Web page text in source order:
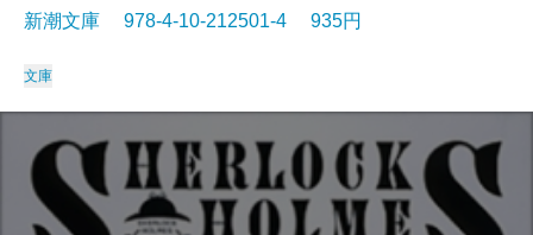
新潮文庫 978-4-10-212501-4 935円
文庫